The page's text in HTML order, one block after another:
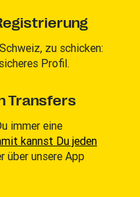
zu schicken:
Profil.
Transfers
immer eine
kannst Du jeden
über unsere App